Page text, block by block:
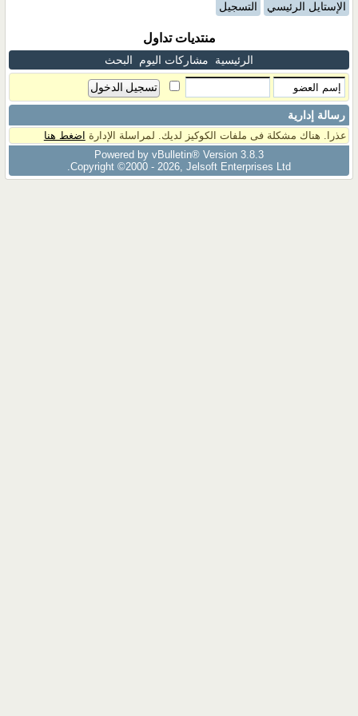
الإستايل الرئيسي التسجيل
منتديات تداول
الرئيسية مشاركات اليوم البحث
رسالة إدارية
عذرا. هناك مشكلة فى ملفات الكوكيز لديك. لمراسلة الإدارة اضغط هنا
Powered by vBulletin® Version 3.8.3
Copyright ©2000 - 2026, Jelsoft Enterprises Ltd.